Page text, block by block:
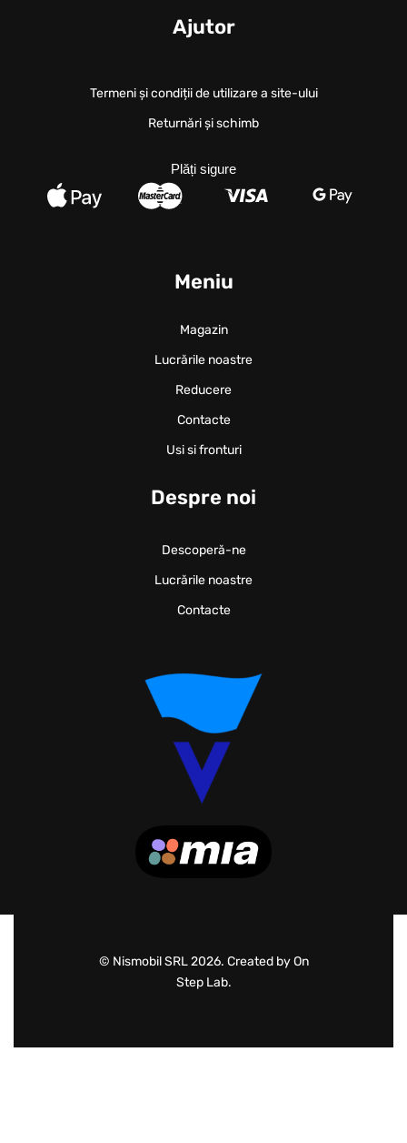
Meniu
Magazin
Lucrările noastre
Reducere
Contacte
Usi si fronturi
Despre noi
Descoperă-ne
Lucrările noastre
Contacte
Ajutor
Termeni și condiții de utilizare a site-ului
Returnări și schimb
Plăți sigure
© Nismobil SRL 2026. Created by On
Step Lab.